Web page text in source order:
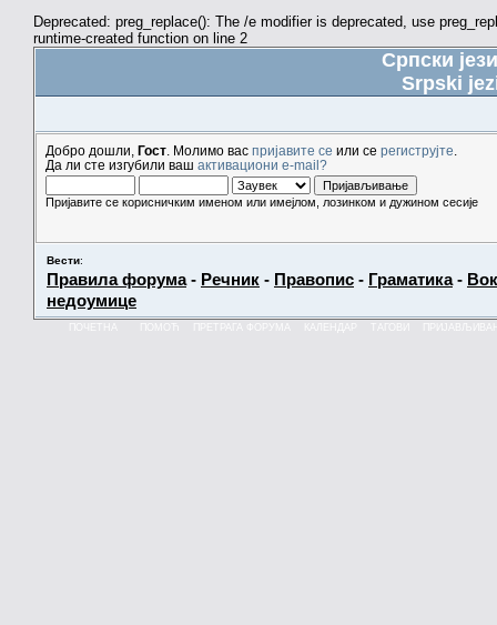
Deprecated: preg_replace(): The /e modifier is deprecated, use
runtime-created function on line 2
Српски
Srpski
Добро дошли, Гост . Молимо вас пријавите се или се региструјте
Да ли сте изгубили ваш активациони e-mail?
Пријавите се корисничким именом или имејлом, лозинком и дужином сесије
Вести:
Правила форума- Речник - Правопис - Граматика-
недоумице
КАЛЕНДАР